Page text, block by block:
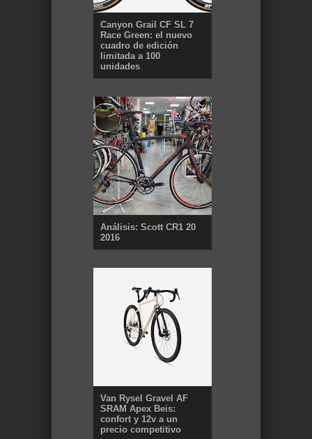
Canyon Grail CF SL 7
Race Green: el nuevo
cuadro de edición
limitada a 100
unidades
Análisis: Scott CR1 20
2016
Van Rysel Gravel AF
SRAM Apex Beis:
confort y 12v a un
precio competitivo